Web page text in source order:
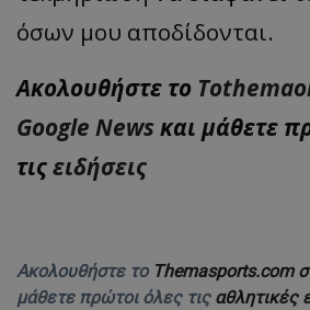
όσων μου αποδίδονται.
Ακολουθήστε το
Google Newsκαι μάθετε
τιςειδήσεις
Ακολουθήστε το Themasports.com
μάθετε πρώτοι όλες τις αθλητικές